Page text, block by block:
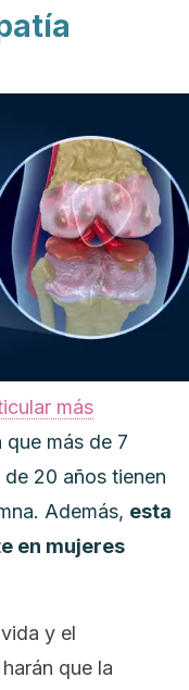
más
que más de 7
20 años tienen
Además, esta
en mujeres
y el
que la